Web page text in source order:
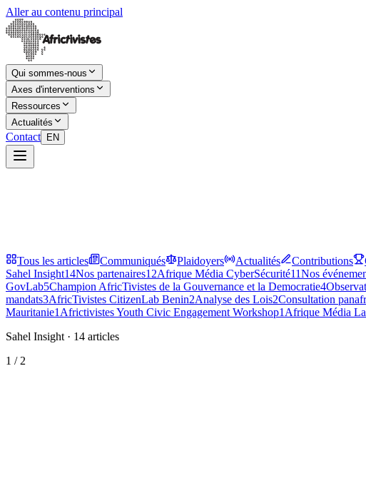
Aller au contenu principal
Qui sommes-nous
Axes d'interventions
Ressources
Actualités
Contact EN
Tous les articles Communiqués Plaidoyers Actualités Contributions
Sahel Insight14Nos partenaires12Afrique Média CyberSécurité11Nos
GovLab5Champion AfricTivistes de la Gouvernance et la Democratie4
mandats3AfricTivistes CitizenLab Benin2Analyse des Lois2Consultation
Mauritanie1 Africtivistes Youth Civic Engagement Workshop1 Afrique Média
Sahel Insight · 14 articles
1 / 2